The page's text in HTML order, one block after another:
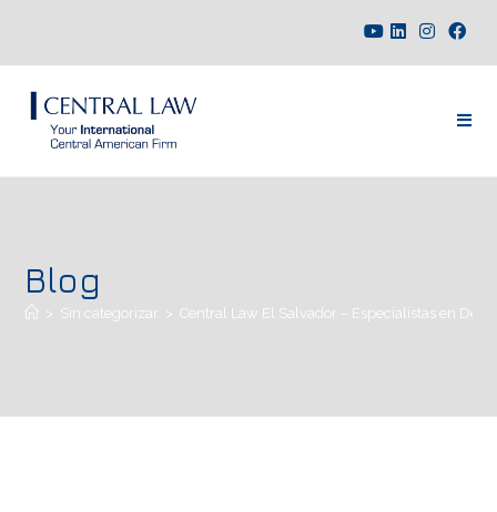
Blog
> Sin categorizar > Central Law El Salvador – Especialistas en